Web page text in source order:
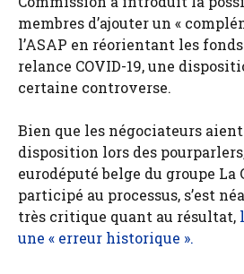
membres d’ajouter un «
l’ASAP en réorientant les
relance COVID-19, une
certaine controverse.
Bien que les négociateurs
disposition lors des
eurodéputé belge du groupe La
participé au processus, s’est
très critique quant au résultat,
une « erreur historique ».